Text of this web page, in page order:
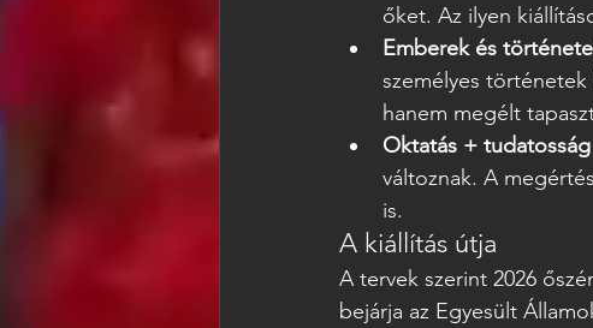
őket. Az ilyen
Emberek és
személyes
hanem megélt
Oktatás +
változnak. A
is.
A kiállítás útja
A tervek szerint 2026
bejárja az Egyesült